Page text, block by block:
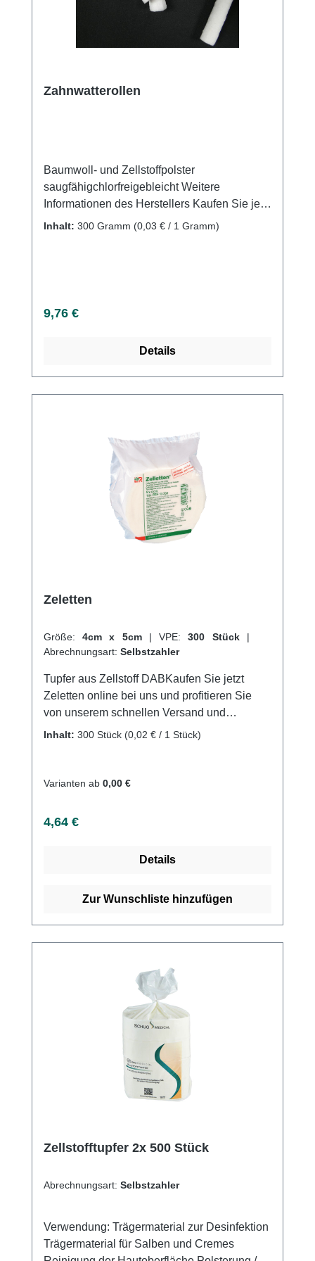
Zahnwatterollen
Baumwoll- und Zellstoffpolster
saugfähigchlorfreigebleicht Weitere
Informationen des Herstellers Kaufen Sie jetzt
Zahnwatterollen online bei uns und
Inhalt: 300 Gramm (0,03 € / 1 Gramm)
Regulärer Preis:
9,76 €
Details
Zeletten
Größe: 4cm x 5cm | VPE: 300 Stück |
Abrechnungsart: Selbstzahler
Tupfer aus Zellstoff DABKaufen Sie jetzt
Zeletten online bei uns und profitieren Sie
von unserem schnellen Versand und
unserem hervorragenden Kundenservice.
Inhalt: 300 Stück (0,02 € / 1 Stück)
Varianten ab 0,00 €
Regulärer Preis:
4,64 €
Details
Zur Wunschliste hinzufügen
Zellstofftupfer 2x 500 Stück
Abrechnungsart: Selbstzahler
Verwendung: Trägermaterial zur Desinfektion
Trägermaterial für Salben und Cremes